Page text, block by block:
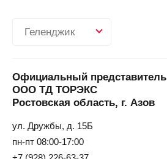
Геленджик
Официальный представитель
ООО ТД ТОРЭКС
Ростовская область, г. Азов
ул. Дружбы, д. 15Б
пн-пт 08:00-17:00